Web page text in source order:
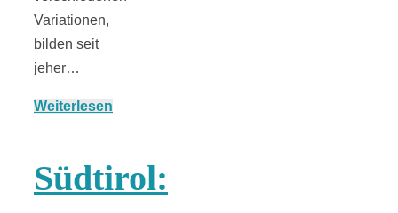
Variationen,
bilden seit
jeher…
Weiterlesen
Südtirol: